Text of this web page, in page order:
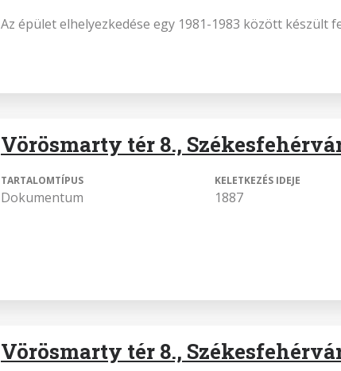
Az épület elhelyezkedése egy 1981-1983 között készült
Vörösmarty tér 8.,
TARTALOMTÍPUS
Dokumentum
KELETKEZÉS IDEJE
1887
Vörösmarty tér 8.,